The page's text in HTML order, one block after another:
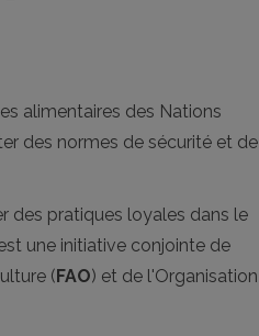
alimentaires des Nations
des normes de sécurité et de
des pratiques loyales dans le
une initiative conjointe de
(FAO) et de l'Organisation